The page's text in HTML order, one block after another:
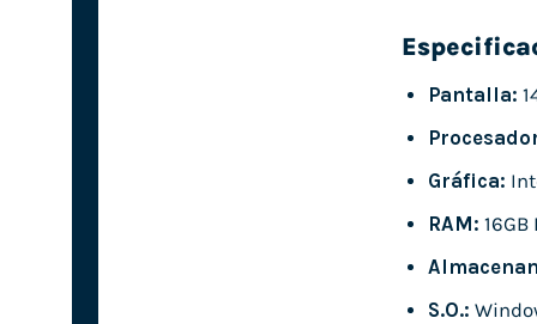
Pantalla:
Gráfica:
RAM: 16GB
S.O.: